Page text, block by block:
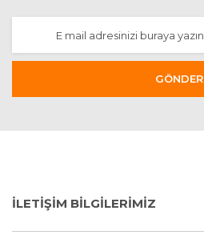
GÖNDER
İLETİŞİM BİLGİLERİMİZ